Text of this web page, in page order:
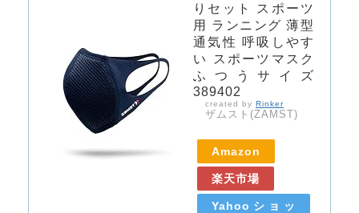
りセット スポーツ
用 ランニング 薄型
通気性 呼吸しやす
い スポーツマスク
ふつうサイズ
389402
created by Rinker
ザムスト(ZAMST)
Amazon
楽天市場
Yahooショッ